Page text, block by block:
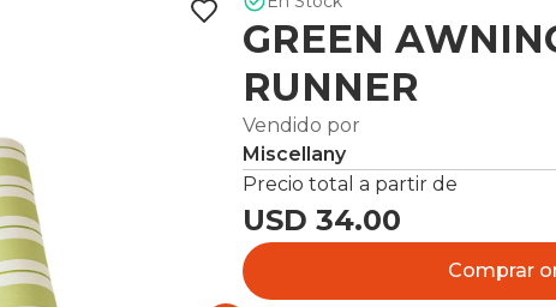
GREEN
RUNNER
Vendido por
Miscellany
Precio total a partir de
USD 34.00
Comprar